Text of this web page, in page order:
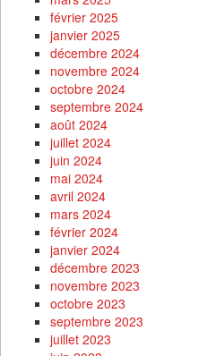
février 2025
janvier 2025
décembre 2024
novembre 2024
octobre 2024
septembre 2024
août 2024
juillet 2024
juin 2024
mai 2024
avril 2024
mars 2024
février 2024
janvier 2024
décembre 2023
novembre 2023
octobre 2023
septembre 2023
juillet 2023